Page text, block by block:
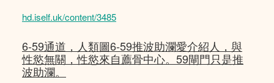
hd.iself.uk/content/3485
6-59通道，人類圖6-59推波助瀾愛介紹人，與
性慾無關，性慾來自薦骨中心。59閘門只是推
波助瀾。